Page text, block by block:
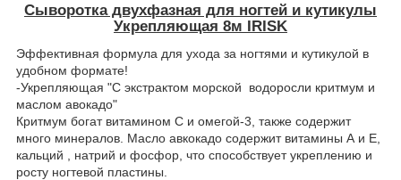
Сыворотка двухфазная для ногтей и кутикулы
Укрепляющая 8м IRISK
Эффективная формула для ухода за ногтями и кутикулой в
удобном формате!
-Укрепляющая "С экстрактом морской водоросли критмум и
маслом авокадо"
Критмум богат витамином С и омегой-3, также содержит
много минералов. Масло авкокадо содержит витамины А и Е,
кальций , натрий и фосфор, что способствует укреплению и
росту ногтевой пластины.